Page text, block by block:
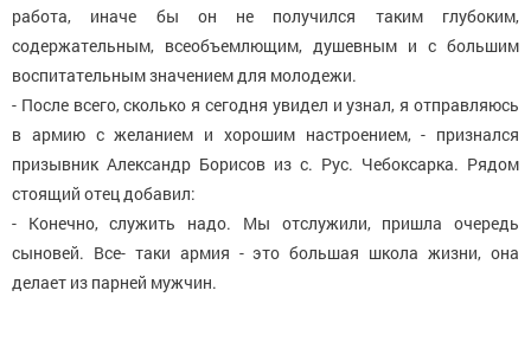
работа, иначе бы он не получился таким глубоким,
содержательным, всеобъемлющим, душевным и с большим
воспитательным значением для молодежи.
- После всего, сколько я сегодня увидел и узнал, я отправляюсь
в армию с желанием и хорошим настроением, - признался
призывник Александр Борисов из с. Рус. Чебоксарка. Рядом
стоящий отец добавил:
- Конечно, служить надо. Мы отслужили, пришла очередь
сыновей. Все- таки армия - это большая школа жизни, она
делает из парней мужчин.